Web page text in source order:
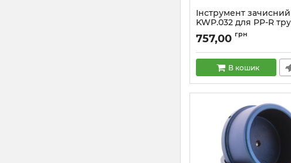
Інструмент
KWP.032 для PP-R
Артикул: KA0021
757,00 грн
В кошик